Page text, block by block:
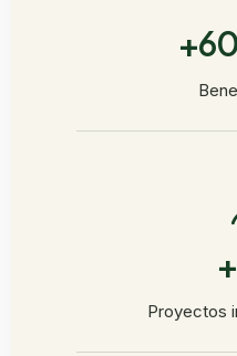
Proyectos